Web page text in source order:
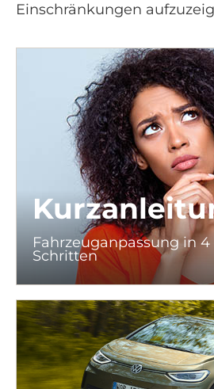
Einschränkungen
Fahrzeuganpassung in
Schritten